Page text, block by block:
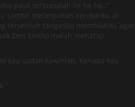
pasti terbiasalah he he he..”
sambil melanjutkan kerokanku di
tersentuh tanganku membuatku agak
Den Sintho malah menatap
kau sudah kawinlah. Kenapa kau